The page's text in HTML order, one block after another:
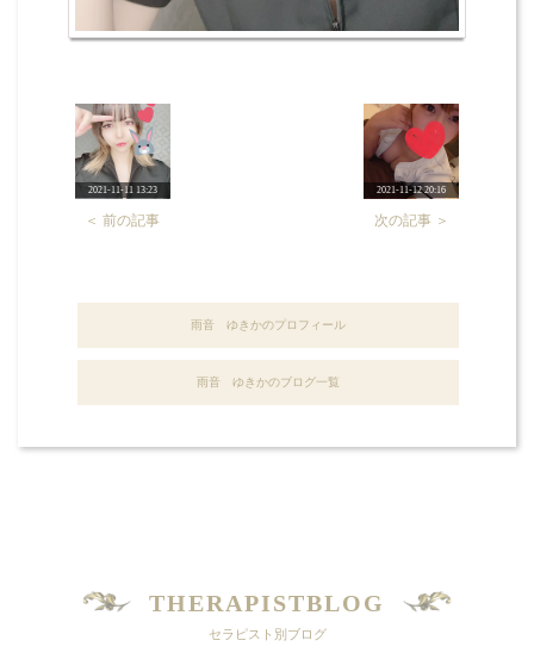
2021-11-11 13:23
＜ 前の記事
2021-11-12 20:16
次の記事 ＞
雨音 ゆきかのプロフィール
雨音 ゆきかのブログ一覧
THERAPISTBLOG
セラピスト別ブログ